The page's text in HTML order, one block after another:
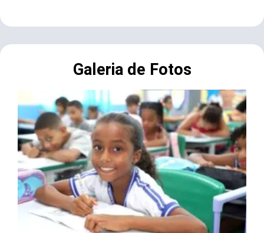
Galeria de Fotos